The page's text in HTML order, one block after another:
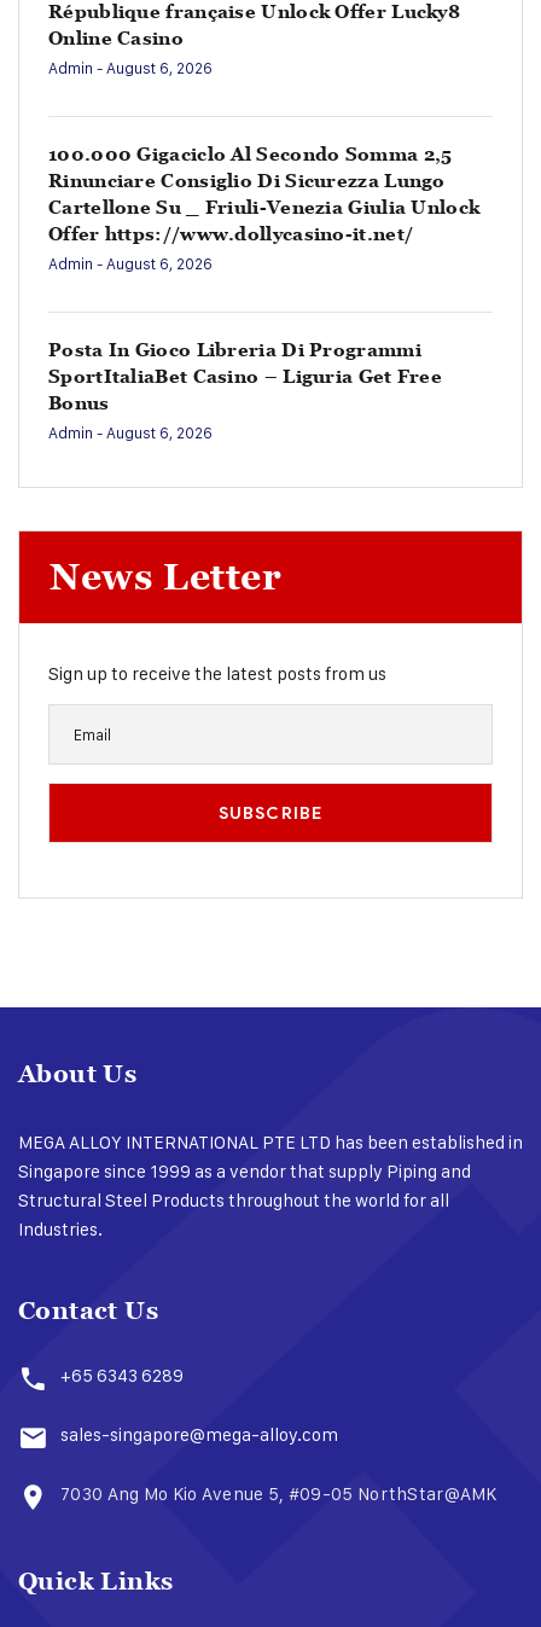
République française Unlock Offer Lucky8
Online Casino
Admin - August 6, 2026
100.000 Gigaciclo Al Secondo Somma 2,5
Rinunciare Consiglio Di Sicurezza Lungo
Cartellone Su _ Friuli-Venezia Giulia Unlock
Offer https://www.dollycasino-it.net/
Admin - August 6, 2026
Posta In Gioco Libreria Di Programmi
SportItaliaBet Casino – Liguria Get Free
Bonus
Admin - August 6, 2026
News Letter
Sign up to receive the latest posts from us
About Us
MEGA ALLOY INTERNATIONAL PTE LTD has been established in
Singapore since 1999 as a vendor that supply Piping and
Structural Steel Products throughout the world for all
Industries.
Contact Us
+65 6343 6289
sales-singapore@mega-alloy.com
7030 Ang Mo Kio Avenue 5, #09-05 NorthStar@AMK​
Quick Links